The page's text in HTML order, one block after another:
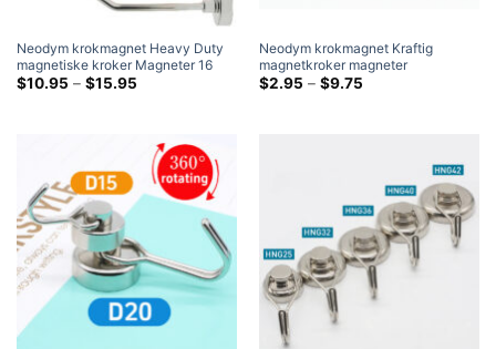
Neodym krokmagnet Heavy Duty
magnetiske kroker Magneter 16
mm 20 mm Neodym grytemagnet
$10.95 – $15.95Prisklasse:
Neodym krokmagnet Kraftig
magnetkroker magneter
rektangulær neodym grytemagnet
$2.95 – $9.75Prisklasse: